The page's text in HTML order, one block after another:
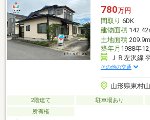
780万円
間取り 6DK
建物面積
土地面積209.9m
築年月 1988年
ＪＲ左沢線
その他の交通
山形県東村
2階建て 駐車場あり
所有権